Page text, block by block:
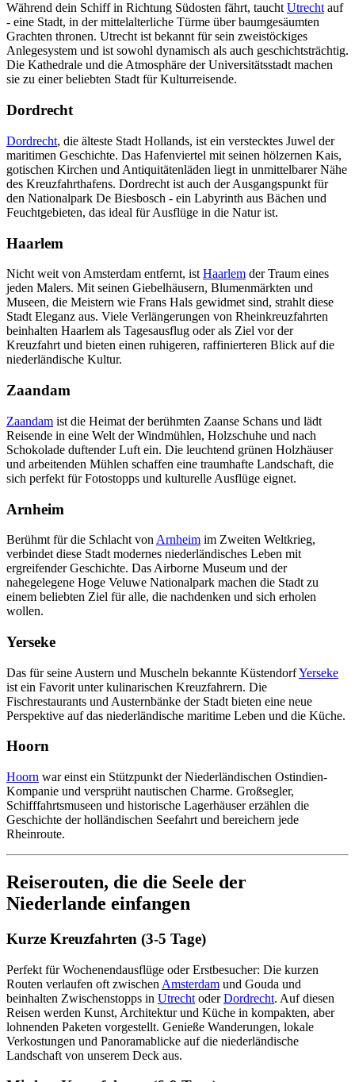
Während dein Schiff in Richtung Südosten fährt, tauchtUtrechtauf
- eine Stadt, in der mittelalterliche Türme über baumgesäumten
Grachten thronen. Utrecht ist bekannt für sein zweistöckiges
Anlegesystem und ist sowohl dynamisch als auch geschichtsträchtig.
Die Kathedrale und die Atmosphäre der Universitätsstadt machen
sie zu einer beliebten Stadt für Kulturreisende.
Dordrecht
Dordrecht, die älteste Stadt Hollands, ist ein verstecktes Juwel der
maritimen Geschichte. Das Hafenviertel mit seinen hölzernen Kais,
gotischen Kirchen und Antiquitätenläden liegt in unmittelbarer Nähe
des Kreuzfahrthafens. Dordrecht ist auch der Ausgangspunkt für
den Nationalpark De Biesbosch - ein Labyrinth aus Bächen und
Feuchtgebieten, das ideal für Ausflüge in die Natur ist.
Haarlem
Nicht weit von Amsterdam entfernt, ist Haarlem der Traum eines
jeden Malers. Mit seinen Giebelhäusern, Blumenmärkten und
Museen, die Meistern wie Frans Hals gewidmet sind, strahlt diese
Stadt Eleganz aus. Viele Verlängerungen von Rheinkreuzfahrten
beinhalten Haarlem als Tagesausflug oder als Ziel vor der
Kreuzfahrt und bieten einen ruhigeren, raffinierteren Blick auf die
niederländische Kultur.
Zaandam
Zaandam ist die Heimat der berühmten Zaanse Schans und lädt
Reisende in eine Welt der Windmühlen, Holzschuhe und nach
Schokolade duftender Luft ein. Die leuchtend grünen Holzhäuser
und arbeitenden Mühlen schaffen eine traumhafte Landschaft, die
sich perfekt für Fotostopps und kulturelle Ausflüge eignet.
Arnheim
Berühmt für die Schlacht von Arnheim im Zweiten Weltkrieg,
verbindet diese Stadt modernes niederländisches Leben mit
ergreifender Geschichte. Das Airborne Museum und der
nahegelegene Hoge Veluwe Nationalpark machen die Stadt zu
einem beliebten Ziel für alle, die nachdenken und sich erholen
wollen.
Yerseke
Das für seine Austern und Muscheln bekannte KüstendorfYerseke
ist ein Favorit unter kulinarischen Kreuzfahrern. Die
Fischrestaurants und Austernbänke der Stadt bieten eine neue
Perspektive auf das niederländische maritime Leben und die Küche.
Hoorn
Hoorn war einst ein Stützpunkt der Niederländischen Ostindien-
Kompanie und versprüht nautischen Charme. Großsegler,
Schifffahrtsmuseen und historische Lagerhäuser erzählen die
Geschichte der holländischen Seefahrt und bereichern jede
Rheinroute.
Reiserouten, die die Seele der
Niederlande einfangen
Kurze Kreuzfahrten (3-5 Tage)
Perfekt für Wochenendausflüge oder Erstbesucher: Die kurzen
Routen verlaufen oft zwischen Amsterdam und Gouda und
beinhalten Zwischenstopps in Utrecht oderDordrecht. Auf diesen
Reisen werden Kunst, Architektur und Küche in kompakten, aber
lohnenden Paketen vorgestellt. Genieße Wanderungen, lokale
Verkostungen und Panoramablicke auf die niederländische
Landschaft von unserem Deck aus.